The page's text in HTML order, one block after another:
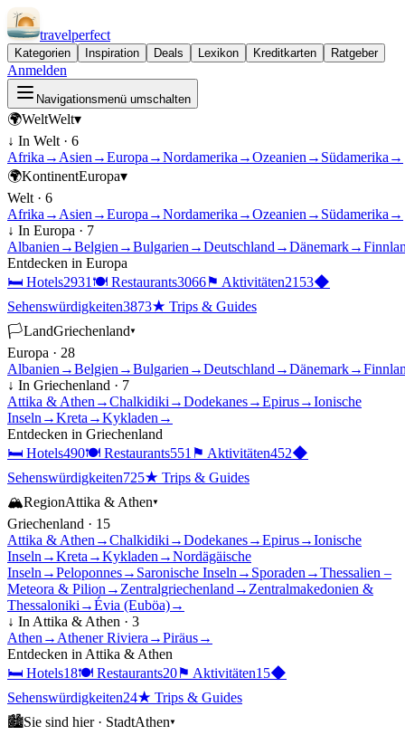
travelperfect
Kategorien Inspiration Deals Lexikon Kreditkarten Ratgeber
Anmelden
Navigationsmenü umschalten
🌍WeltWelt▾
↓ In Welt · 6
Afrika → Asien →Europa →Nordamerika →Ozeanien → Südamerika →
🌍KontinentEuropa▾
Welt · 6
Afrika → Asien →Europa →Nordamerika →Ozeanien → Südamerika →
↓ In Europa · 7
Albanien →Belgien →Bulgarien →Deutschland →Dänemark→
Entdecken in Europa
🛏 Hotels2931 🍽 Restaurants3066⚑ Aktivitäten2153◆
Sehenswürdigkeiten3873★ Trips & Guides
🏳LandGriechenland▾
Europa · 28
Albanien →Belgien →Bulgarien →Deutschland →Dänemark→
↓ In Griechenland · 7
Attika & Athen →Chalkidiki →Dodekanes→Epirus→Ionische
Inseln →Kreta →Kykladen →
Entdecken in Griechenland
🛏 Hotels490🍽 Restaurants551 ⚑ Aktivitäten452◆
Sehenswürdigkeiten725★ Trips & Guides
🏔RegionAttika & Athen▾
Griechenland · 15
Attika & Athen →Chalkidiki →Dodekanes→Epirus→Ionische
Inseln →Kreta →Kykladen →Nordägäische
Inseln →Peloponnes→ Saronische Inseln → Sporaden →Thessalien –
Meteora & Pilion → Zentralgriechenland → Zentralmakedonien &
Thessaloniki →Évia (Euböa)→
↓ In Attika & Athen · 3
Athen → Athener Riviera →Piräus→
Entdecken in Attika & Athen
🛏 Hotels18🍽 Restaurants20⚑ Aktivitäten15◆
Sehenswürdigkeiten24★ Trips & Guides
🏙Sie sind hier · StadtAthen▾